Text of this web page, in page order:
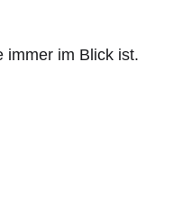
immer im Blick ist.